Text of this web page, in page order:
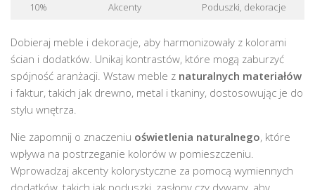
10%
Akcenty Poduszki, dekoracje
Dobieraj meble i dekoracje, aby harmonizowały z kolorami
ścian i dodatków. Unikaj kontrastów, które mogą zaburzyć
spójność aranżacji. Wstaw meble z naturalnych materiałów
i faktur, takich jak drewno, metal i tkaniny, dostosowując je do
stylu wnętrza.
Nie zapomnij o znaczeniu oświetlenia naturalnego, które
wpływa na postrzeganie kolorów w pomieszczeniu.
Wprowadzaj akcenty kolorystyczne za pomocą wymiennych
dodatków, takich jak poduszki, zasłony czy dywany, aby